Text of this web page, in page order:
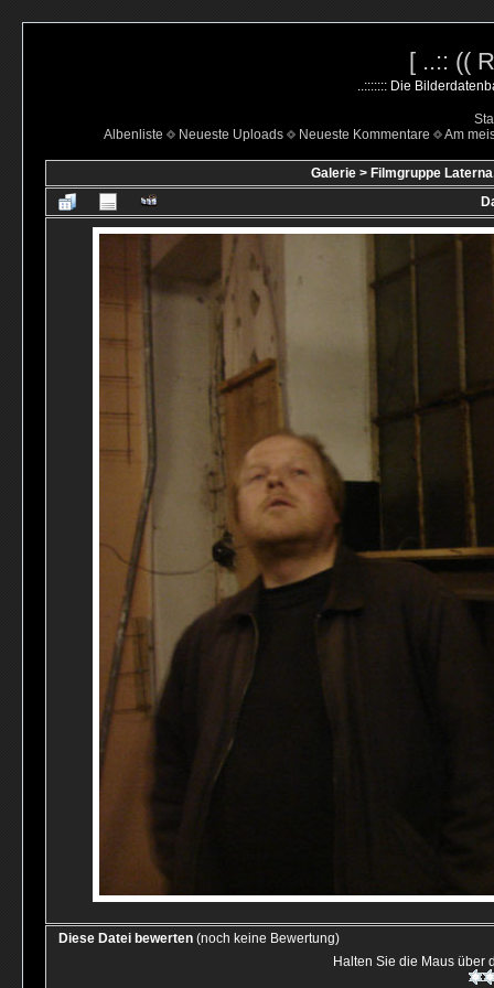
[ ..:: ((
..::::::: Die
Albenliste
Neueste Uploads Neueste Kommentare Am
Galerie> Filmgruppe
Diese Datei bewerten (noch keine Bewertung)
Halten Sie die Maus über